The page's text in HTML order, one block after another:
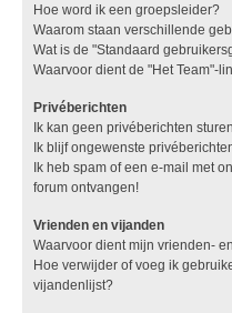
Hoe word ik een groepsleider?
Waarom staan verschillende
Wat is de "Standaard
Waarvoor dient de "Het Team"-
Privéberichten
Ik kan geen privéberichten
Ik blijf ongewenste
Ik heb spam of een e-mail met
forum ontvangen!
Vrienden en vijanden
Waarvoor dient mijn vrienden-
Hoe verwijder of voeg ik
vijandenlijst?